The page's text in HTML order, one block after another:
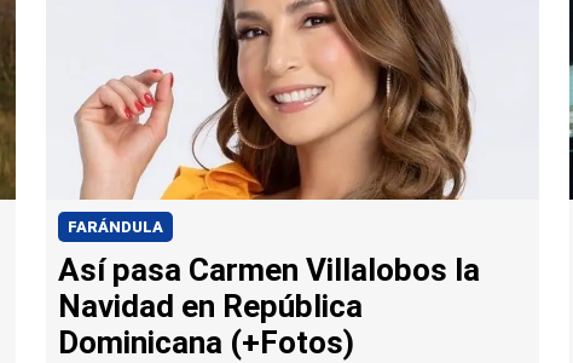
FARÁNDULA
Así pasa Carmen Villalobos la
Navidad en República
Dominicana (+Fotos)